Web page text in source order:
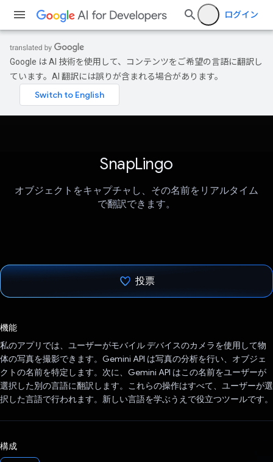
ログイン
Google は AI 技術を使用して、コンテンツをご希望の言語に翻訳し
ています。AI 翻訳には誤りが含まれる場合があります。
SnapLingo
オブジェクトをキャプチャし、その名前をリアルタイム
で翻訳できます。
投票
機能
私のアプリでは、ユーザーがモバイル デバイスのカメラを使用して物
体の写真を撮影できます。Gemini API は写真の分析を行い、オブジェ
クトの名前を特定します。次に、Gemini API はこの名前をユーザーが
選択した別の言語に翻訳します。これらの操作はすべて、ユーザーが選
択した言語で行われます。新しい言語を学ぶうえで役立つツールです。
構成